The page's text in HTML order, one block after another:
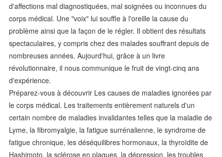
d'affections mal diagnostiquées, mal soignées ou inconnues du
corps médical. Une "voix" lui souffle à l'oreille la cause du
problème ainsi que la façon de le régler. Il obtient des résultats
spectaculaires, y compris chez des malades souffrant depuis de
nombreuses années. Aujourd'hui, grâce à un livre
révolutionnaire, il nous communique le fruit de vingt-cinq ans
d'expérience.
Préparez-vous à découvrir Les causes de maladies ignorées par
le corps médical. Les traitements entièrement naturels d'un
certain nombre de maladies invalidantes telles que la maladie de
Lyme, la fibromyalgie, la fatigue surrénalienne, le syndrome de
fatigue chronique, les déséquilibres hormonaux, la thyroïdite de
Hashimoto, la sclérose en plaques, la dépression, les troubles